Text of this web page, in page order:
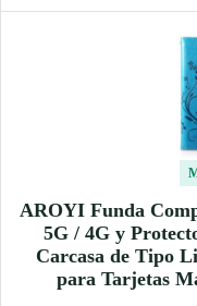
AROYI Funda
5G / 4G y
Carcasa de Tipo
para Tarjetas